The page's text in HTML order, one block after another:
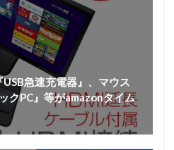
急速充電器』、マウス
クPC』等がamazonタイム